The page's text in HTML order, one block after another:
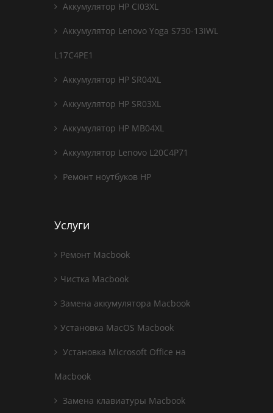
Аккумулятор HP CI03XL
Аккумулятор Lenovo Yoga S730-13IWL
L17C4PE1
Аккумулятор HP SR04XL
Аккумулятор HP SR03XL
Аккумулятор HP MB04XL
Аккумулятор Lenovo L20C4P71
Ремонт ноутбуков HP
Услуги
Ремонт Macbook
Чистка Macbook
Замена аккумулятора Macbook
Установка MacOS Macbook
Установка Microsoft Office на
Macbook
Замена клавиатуры Macbook